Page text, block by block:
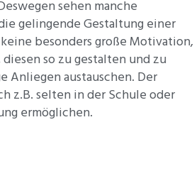
sehen manche
gelingende Gestaltung einer
besonders große Motivation,
so zu gestalten und zu
Anliegen austauschen. Der
z.B. selten in der Schule oder
ermöglichen.